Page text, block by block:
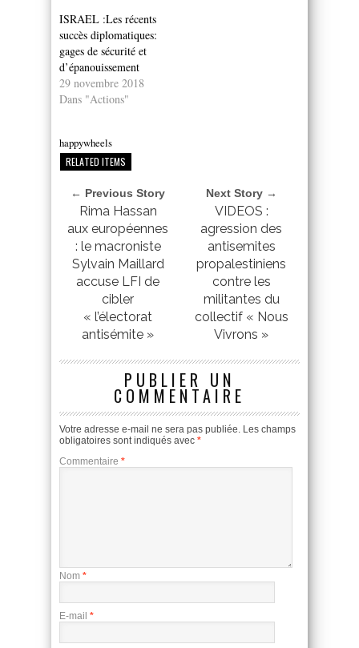
ISRAEL :Les récents
succès diplomatiques:
gages de sécurité et
d’épanouissement
29 novembre 2018
Dans "Actions"
happywheels
RELATED ITEMS
← Previous Story
Rima Hassan
aux européennes
: le macroniste
Sylvain Maillard
accuse LFI de
cibler
« l’électorat
antisémite »
Next Story →
VIDEOS :
agression des
antisemites
propalestiniens
contre les
militantes du
collectif « Nous
Vivrons »
PUBLIER UN
COMMENTAIRE
Votre adresse e-mail ne sera pas publiée. Les champs
obligatoires sont indiqués avec *
Commentaire *
Nom *
E-mail *